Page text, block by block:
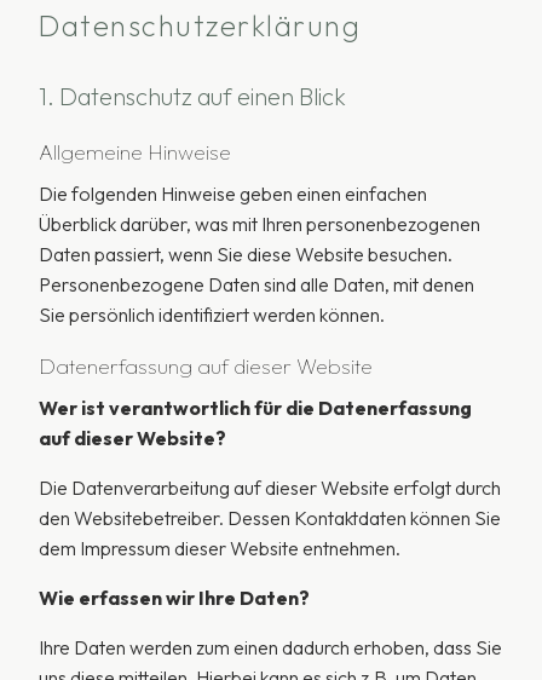
Datenschutzerklärung
1. Datenschutz auf einen Blick
Allgemeine Hinweise
Die folgenden Hinweise geben einen einfachen
Überblick darüber, was mit Ihren personenbezogenen
Daten passiert, wenn Sie diese Website besuchen.
Personenbezogene Daten sind alle Daten, mit denen
Sie persönlich identifiziert werden können.
Datenerfassung auf dieser Website
Wer ist verantwortlich für die Datenerfassung
auf dieser Website?
Die Datenverarbeitung auf dieser Website erfolgt durch
den Websitebetreiber. Dessen Kontaktdaten können Sie
dem Impressum dieser Website entnehmen.
Wie erfassen wir Ihre Daten?
Ihre Daten werden zum einen dadurch erhoben, dass Sie